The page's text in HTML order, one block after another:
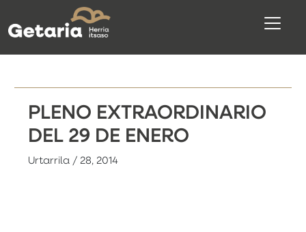
PLENO EXTRAORDINARIO
DEL 29 DE ENERO
Urtarrila / 28, 2014